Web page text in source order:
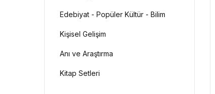
Edebiyat - Popüler Kültür - Bilim
Kişisel Gelişim
Anı ve Araştırma
Kitap Setleri